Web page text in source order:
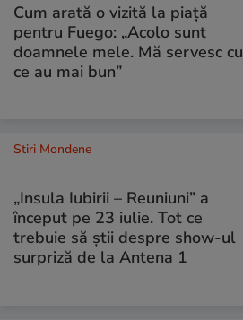
Cum arată o vizită la piață
pentru Fuego: „Acolo sunt
doamnele mele. Mă servesc cu
ce au mai bun”
Stiri Mondene
„Insula Iubirii – Reuniuni” a
început pe 23 iulie. Tot ce
trebuie să știi despre show-ul
surpriză de la Antena 1